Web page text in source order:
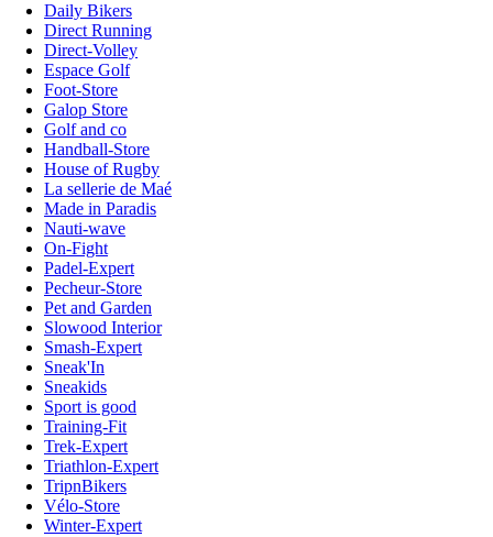
Daily Bikers
Direct Running
Direct-Volley
Espace Golf
Foot-Store
Galop Store
Golf and co
Handball-Store
House of Rugby
La sellerie de Maé
Made in Paradis
Nauti-wave
On-Fight
Padel-Expert
Pecheur-Store
Pet and Garden
Slowood Interior
Smash-Expert
Sneak'In
Sneakids
Sport is good
Training-Fit
Trek-Expert
Triathlon-Expert
TripnBikers
Vélo-Store
Winter-Expert